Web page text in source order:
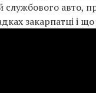
авто,
закарпатці і